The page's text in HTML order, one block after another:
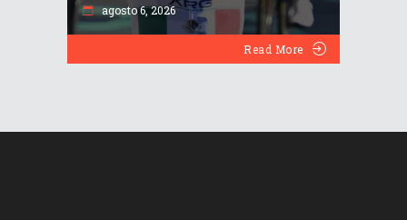
agosto 6, 2026
Read More